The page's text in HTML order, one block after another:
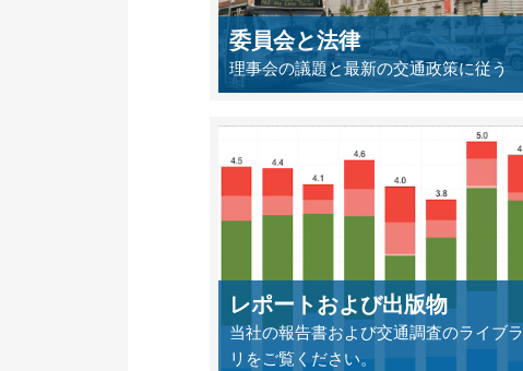
委員会と法律
理事会の議題と最新の交通政策に従う
レポートおよび出版物
当社の報告書および交通調査のライブラ
リをご覧ください。